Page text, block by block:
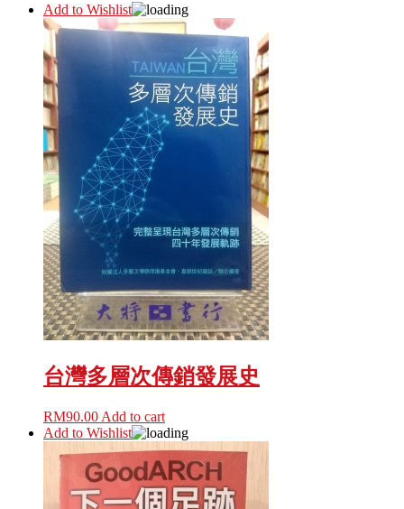
Add to Wishlist
台灣多層次傳銷發展史
RM90.00 Add to cart
Add to Wishlist